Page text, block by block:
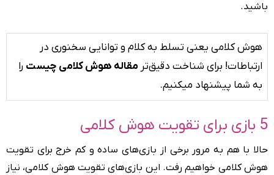
باشید.
هوش کلامی یعنی تسلط به کلام و توانایی سخنوری در
ارتباطات! برای شناخت دقیق‌تر مقاله هوش کلامی چیست را
به شما پیشنهاد میکنیم.
5 بازی برای تقویت هوش کلامی
حالا با هم به مرور برخی از بازی‌های ساده و کم خرج برای تقویت
هوش کلامی خواهیم رفت. این بازی‌های تقویت هوش کلامی، نیاز